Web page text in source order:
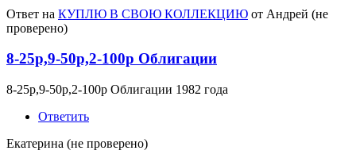
Ответ на КУПЛЮ В СВОЮ КОЛЛЕКЦИЮ от Андрей (не
проверено)
8-25р,9-50р,2-100р Облигации
8-25р,9-50р,2-100р Облигации 1982 года
Ответить
Екатерина (не проверено)